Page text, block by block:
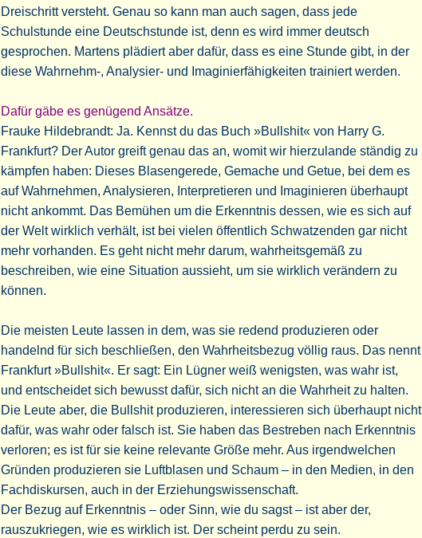
Dreischritt versteht. Genau so kann man auch sagen, dass jede
Schulstunde eine Deutschstunde ist, denn es wird immer deutsch
gesprochen. Martens plädiert aber dafür, dass es eine Stunde gibt, in der
diese Wahrnehm-, Analysier- und Imaginierfähigkeiten trainiert werden.
Dafür gäbe es genügend Ansätze.
Frauke Hildebrandt: Ja. Kennst du das Buch »Bullshit« von Harry G.
Frankfurt? Der Autor greift genau das an, womit wir hierzulande ständig zu
kämpfen haben: Dieses Blasengerede, Gemache und Getue, bei dem es
auf Wahrnehmen, Analysieren, Interpretieren und Imaginieren überhaupt
nicht ankommt. Das Bemühen um die Erkenntnis dessen, wie es sich auf
der Welt wirklich verhält, ist bei vielen öffentlich Schwatzenden gar nicht
mehr vorhanden. Es geht nicht mehr darum, wahrheitsgemäß zu
beschreiben, wie eine Situation aussieht, um sie wirklich verändern zu
können.
Die meisten Leute lassen in dem, was sie redend produzieren oder
handelnd für sich beschließen, den Wahrheitsbezug völlig raus. Das nennt
Frankfurt »Bullshit«. Er sagt: Ein Lügner weiß wenigsten, was wahr ist,
und entscheidet sich bewusst dafür, sich nicht an die Wahrheit zu halten.
Die Leute aber, die Bullshit produzieren, interessieren sich überhaupt nicht
dafür, was wahr oder falsch ist. Sie haben das Bestreben nach Erkenntnis
verloren; es ist für sie keine relevante Größe mehr. Aus irgendwelchen
Gründen produzieren sie Luftblasen und Schaum – in den Medien, in den
Fachdiskursen, auch in der Erziehungswissenschaft.
Der Bezug auf Erkenntnis – oder Sinn, wie du sagst – ist aber der,
rauszukriegen, wie es wirklich ist. Der scheint perdu zu sein.